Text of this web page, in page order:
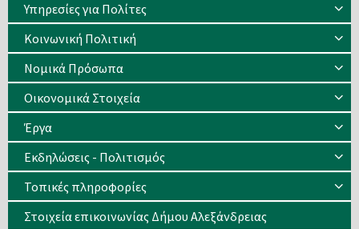
Υπηρεσίες για Πολίτες
Κοινωνική Πολιτική
Νομικά Πρόσωπα
Οικονομικά Στοιχεία
Έργα
Εκδηλώσεις - Πολιτισμός
Τοπικές πληροφορίες
Στοιχεία επικοινωνίας Δήμου Αλεξάνδρειας